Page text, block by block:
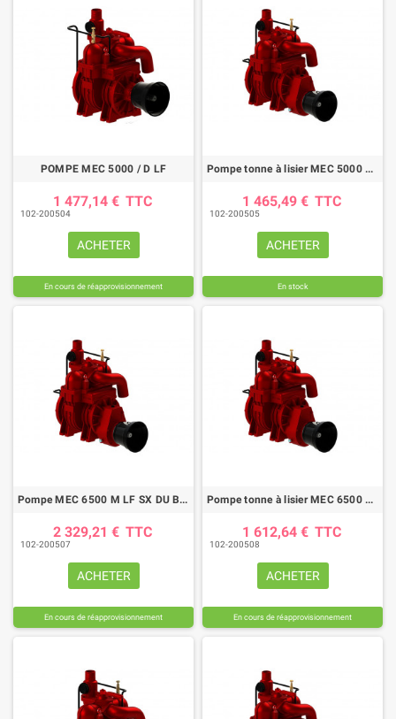
POMPE MEC 5000 / D LF
1 477,14 € TTC
102-200504
ACHETER
En cours de réapprovisionnement
Pompe tonne à lisier MEC 5000 M-LF Ø60 STD
1 465,49 € TTC
102-200505
ACHETER
En stock
Pompe MEC 6500 M LF SX DU Battioni Pagani
2 329,21 € TTC
102-200507
ACHETER
En cours de réapprovisionnement
Pompe tonne à lisier MEC 6500 M-LF Ø60 STD
1 612,64 € TTC
102-200508
ACHETER
En cours de réapprovisionnement